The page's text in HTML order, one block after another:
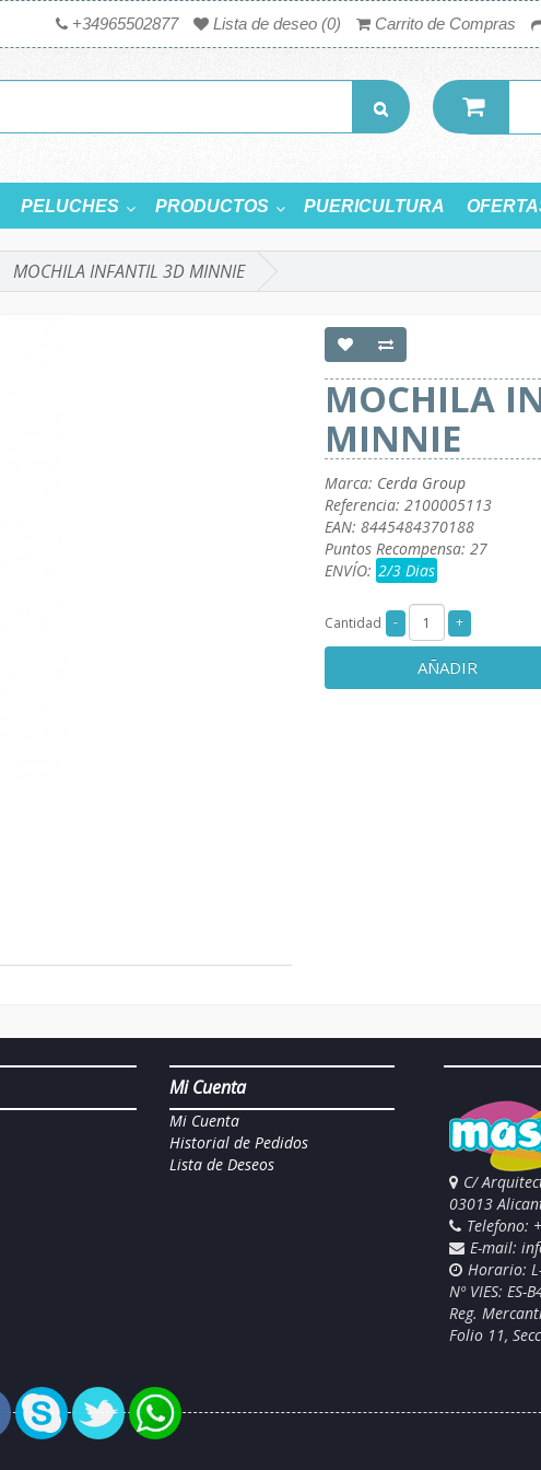
+34965502877 Lista de deseo (0) Carrito de Compras
PELUCHES PRODUCTOS PUERICULTURA
MOCHILA INFANTIL 3D MINNIE
MOCHILA
MINNIE
Marca: Cerda Group
Referencia: 2100005113
EAN: 8445484370188
Puntos Recompensa: 27
ENVÍO: 2/3 Dias
Cantidad
AÑADIR
Mi Cuenta
Mi Cuenta
Historial de Pedidos
Lista de Deseos
C/
03013
Telefono:
E-mail:
Horario:
Nº VIES: ES-
Reg.
Folio 11,